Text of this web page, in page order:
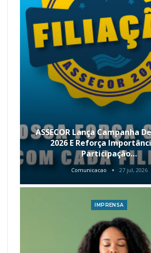
ASSECOR Lança Campanha
2026 E Reforça
Participação…
Comunicacao 27 jul, 2026
IMPRENSA